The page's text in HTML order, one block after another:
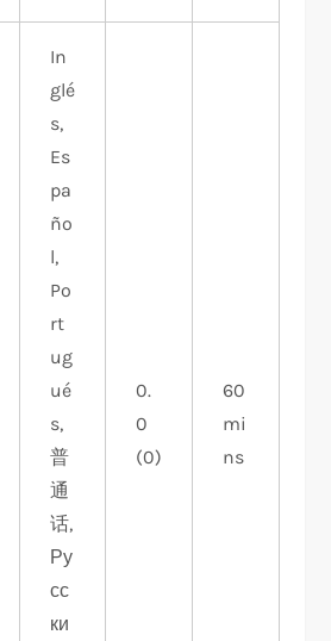
In
glé
s,
Es
pa
ño
l,
Po
rt
ug
ué
s,
普
通
话,
Ру
сс
ки
0.
0
(0)
60
mi
ns